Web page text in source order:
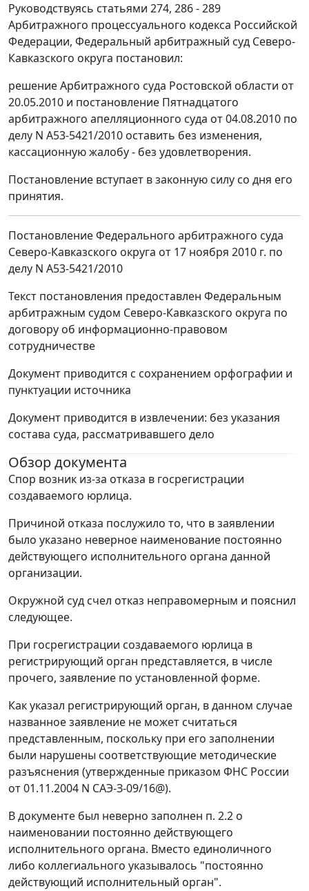
Руководствуясь статьями 274, 286 - 289
Арбитражного процессуального кодекса Российской
Федерации, Федеральный арбитражный суд Северо-
Кавказского округа постановил:
решение Арбитражного суда Ростовской области от
20.05.2010 и постановление Пятнадцатого
арбитражного апелляционного суда от 04.08.2010 по
делу N А53-5421/2010 оставить без изменения,
кассационную жалобу - без удовлетворения.
Постановление вступает в законную силу со дня его
принятия.
Постановление Федерального арбитражного суда
Северо-Кавказского округа от 17 ноября 2010 г. по
делу N А53-5421/2010
Текст постановления предоставлен Федеральным
арбитражным судом Северо-Кавказского округа по
договору об информационно-правовом
сотрудничестве
Документ приводится с сохранением орфографии и
пунктуации источника
Документ приводится в извлечении: без указания
состава суда, рассматривавшего дело
Обзор документа
Спор возник из-за отказа в госрегистрации
создаваемого юрлица.
Причиной отказа послужило то, что в заявлении
было указано неверное наименование постоянно
действующего исполнительного органа данной
организации.
Окружной суд счел отказ неправомерным и пояснил
следующее.
При госрегистрации создаваемого юрлица в
регистрирующий орган представляется, в числе
прочего, заявление по установленной форме.
Как указал регистрирующий орган, в данном случае
названное заявление не может считаться
представленным, поскольку при его заполнении
были нарушены соответствующие методические
разъяснения (утвержденные приказом ФНС России
от 01.11.2004 N САЭ-З-09/16@).
В документе был неверно заполнен п. 2.2 о
наименовании постоянно действующего
исполнительного органа. Вместо единоличного
либо коллегиального указывалось "постоянно
действующий исполнительный орган".